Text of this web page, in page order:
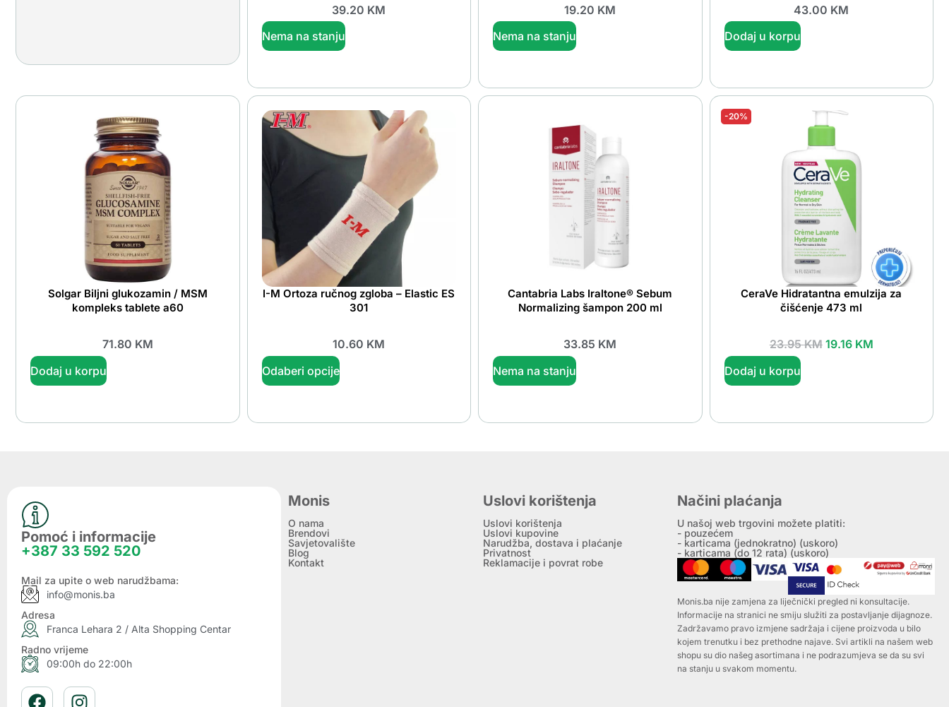
39.20 KM
Nema na stanju
19.20 KM
Nema na stanju
43.00 KM
Dodaj u korpu
Solgar Biljni glukozamin / MSM
kompleks tablete a60
71.80 KM
Dodaj u korpu
I-M Ortoza ručnog zgloba – Elastic ES
301
10.60 KM
Odaberi opcije
Cantabria Labs Iraltone® Sebum
Normalizing šampon 200 ml
33.85 KM
Nema na stanju
-20%
CeraVe Hidratantna emulzija za
čišćenje 473 ml
23.95KM 19.16 KM
Dodaj u korpu
Pomoć i informacije
+387 33 592 520
Mail za upite o web narudžbama:
info@monis.ba
Adresa
Franca Lehara 2 / Alta Shopping Centar
Radno vrijeme
09:00h do 22:00h
Monis
O nama
Brendovi
Savjetovalište
Blog
Kontakt
Uslovi korištenja
Uslovi korištenja
Uslovi kupovine
Narudžba, dostava i plaćanje
Privatnost
Reklamacije i povrat robe
Načini plaćanja
U našoj web trgovini možete platiti:
- pouzećem
- karticama (jednokratno) (uskoro)
- karticama (do 12 rata) (uskoro)
Monis.ba nije zamjena za liječnički pregled ni konsultacije.
Informacije na stranici ne smiju služiti za postavljanje dijagnoze.
Zadržavamo pravo izmjene sadržaja i cijene proizvoda u bilo
kojem trenutku i bez prethodne najave. Svi artikli na našem web
shopu su dio našeg asortimana i ne podrazumjeva se da su svi
na stanju u svakom momentu.